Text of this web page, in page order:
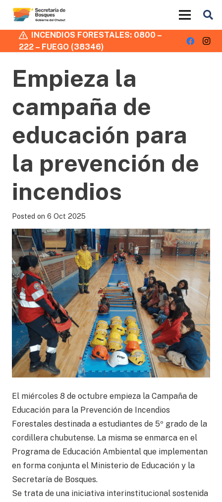
INCENDIOS FORESTALES: 0800 –
222 – FUEGO (38346)
Empieza la
campaña de
educación para
la prevención de
incendios
Posted on 6 Oct 2025
El miércoles 8 de octubre empieza la Campaña de
Educación para la Prevención de Incendios
Forestales destinada a estudiantes de 5º grado de la
cordillera chubutense. La misma se enmarca en el
Programa de Educación Ambiental que implementan
en forma conjunta el Ministerio de Educación y la
Secretaría de Bosques.
Se trata de una iniciativa interinstitucional sostenida